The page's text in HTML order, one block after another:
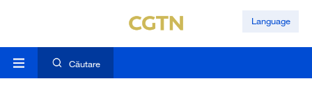
Language
Căutare